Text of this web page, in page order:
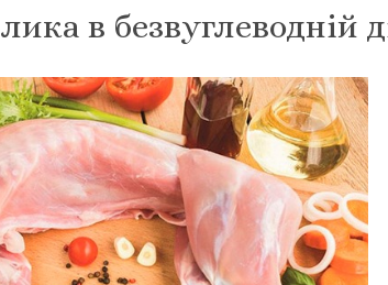
в безвуглеводній